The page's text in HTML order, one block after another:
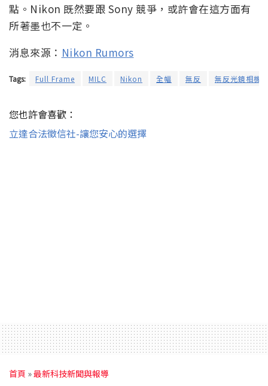
點。Nikon 既然要跟 Sony 競爭，或許會在這方面有
所著墨也不一定。
消息來源： Nikon Rumors
Tags: Full Frame MILC Nikon 全幅 無反 無反光鏡相機
您也許會喜歡：
立達合法徵信社-讓您安心的選擇
首頁 »最新科技新聞與報導